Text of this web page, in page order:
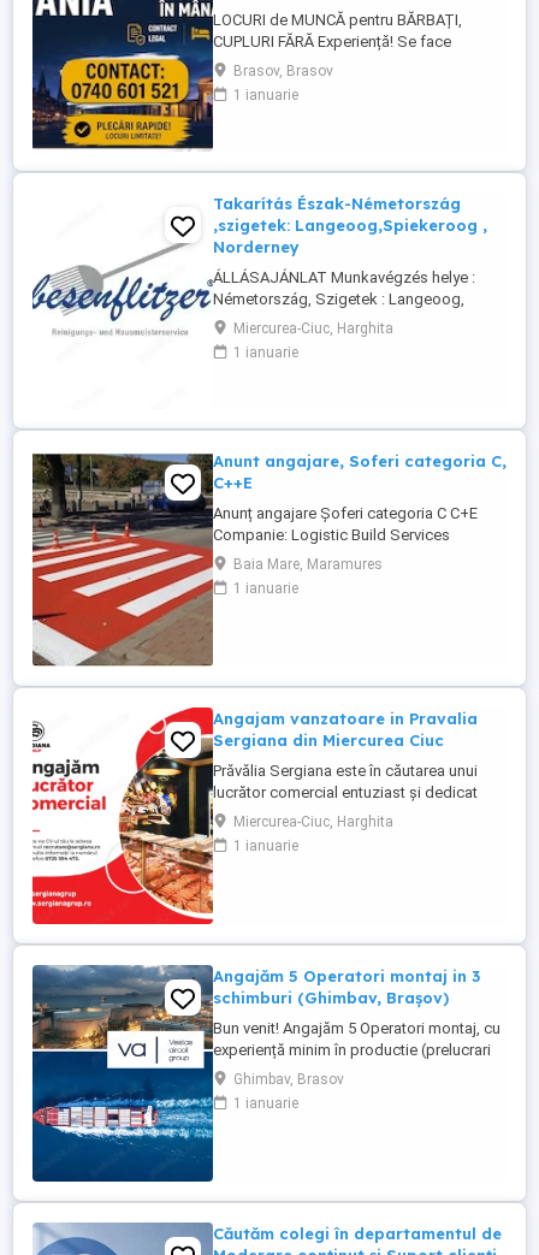
LOCURI de MUNCĂ pentru BĂRBAȚI,
CUPLURI FĂRĂ Experiență! Se face
INSTRUIRE la Locul de Muncă! BENEFICII: -
Contract de Muncă German - Cazare
Asigurată (doar 2 persoane pe cameră) -
Asigurare Medicală - Concediu Plătit Se ...
Brasov, Brasov
1 ianuarie
Takarítás Észak-Németország
,szigetek: Langeoog,Spiekeroog ,
Norderney
ÁLLÁSAJÁNLAT Munkavégzés helye :
Németország, Szigetek : Langeoog,
Spiekeroog, Norderney A Besenflitzer cég
lakások, de más létesítmények
takarítására is szakosodott, mint például
illemhelyek vagy mosdók, szállodák
karbantartása és takarítása.
Követelmények: ...
Miercurea-Ciuc, Harghita
1 ianuarie
Anunt angajare, Soferi categoria C,
C++E
Anunț angajare Șoferi categoria C C+E
Companie: Logistic Build Services
Solution Locație: Antwerpen (Belgia)
Începere: imediată Descriere post:
Transport și manipulare echipamente
Baia Mare, Maramures
1 ianuarie
Angajam vanzatoare in Pravalia
Sergiana din Miercurea Ciuc
Prăvălia Sergiana este în căutarea unui
lucrător comercial entuziast și dedicat
pentru a se alătura echipei noastre din:
Pravalia Sergiana din incinta Kaufland
Miercurea Ciuc Dacă sunteți o persoană
Miercurea-Ciuc, Harghita
1 ianuarie
Angajăm 5 Operatori montaj in 3
schimburi (Ghimbav, Brașov)
Bun venit! Angajăm 5 Operatori montaj, cu
experiență minim în productie (prelucrari
prin aschiere). Căutăm persoane serioase,
dornice să învețe și să muncească, se va
oferi instruire la locul de muncă. Program:
Ghimbav, Brasov
1 ianuarie
Căutăm colegi în departamentul de